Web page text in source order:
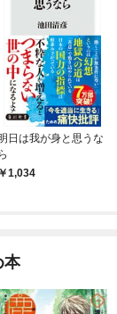
日は我が身と思うな
ら
1,034
本